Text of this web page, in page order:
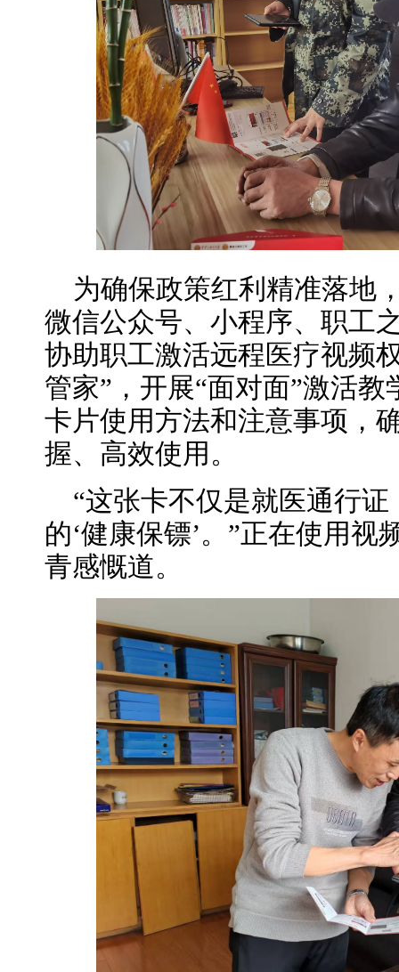
为确保政策红利精准落地
微信公众号、小程序、职工
协助职工激活远程医疗视频
管家”，开展“面对面”激活
卡片使用方法和注意事项，
握、高效使用。
“这张卡不仅是就医通行
的‘健康保镖’。”正在使用
青感慨道。